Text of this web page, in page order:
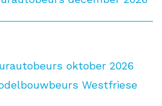
oktober 2026
Westfriese